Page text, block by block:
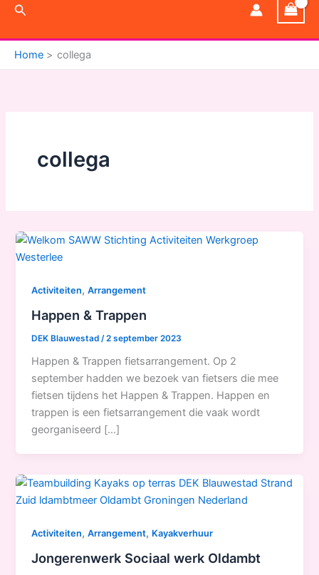
Zoeken
Home collega
collega
Activiteiten,Arrangement
Happen & Trappen
DEK Blauwestad /2 september 2023
Happen & Trappen fietsarrangement. Op 2
september hadden we bezoek van fietsers die mee
fietsen tijdens het Happen & Trappen. Happen en
trappen is een fietsarrangement die vaak wordt
georganiseerd […]
Activiteiten,Arrangement, Kayakverhuur
Jongerenwerk Sociaal werk Oldambt